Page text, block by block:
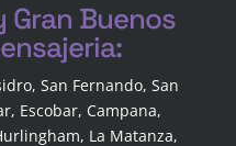
Gran Buenos
San Fernando, San
Escobar, Campana,
La Matanza,